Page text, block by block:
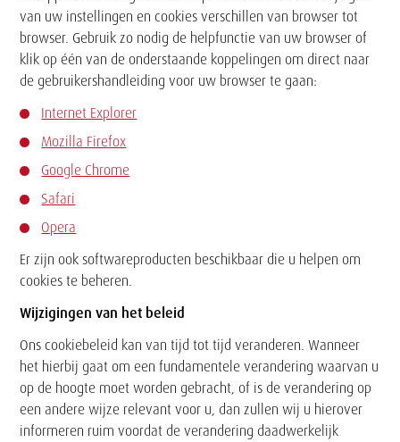
van uw instellingen en cookies verschillen van browser tot
browser. Gebruik zo nodig de helpfunctie van uw browser of
klik op één van de onderstaande koppelingen om direct naar
de gebruikershandleiding voor uw browser te gaan:
Internet Explorer
Mozilla Firefox
Google Chrome
Safari
Opera
Er zijn ook softwareproducten beschikbaar die u helpen om
cookies te beheren.
Wijzigingen van het beleid
Ons cookiebeleid kan van tijd tot tijd veranderen. Wanneer
het hierbij gaat om een fundamentele verandering waarvan u
op de hoogte moet worden gebracht, of is de verandering op
een andere wijze relevant voor u, dan zullen wij u hierover
informeren ruim voordat de verandering daadwerkelijk